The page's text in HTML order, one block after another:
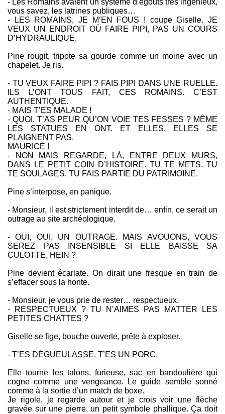
- Les Romains avaient un système d’égouts très ingénieux,
vous savez, les latrines publiques…
- LES ROMAINS, JE M’EN FOUS ! coupe Giselle. JE
VEUX UN ENDROIT OÙ FAIRE PIPI, PAS UN COURS
D’HYDRAULIQUE.
Pine rougit, tripote sa gourde comme un moine avec un
chapelet. Je ris.
- TU VEUX FAIRE PIPI ? FAIS PIPI DANS UNE RUELLE.
ILS L’ONT TOUS FAIT, CES ROMAINS. C’EST
AUTHENTIQUE.
- MAIS T’ES MALADE !
- QUOI, T’AS PEUR QU’ON VOIE TES FESSES ? MÊME
LES STATUES EN ONT. ET ELLES, ELLES SE
PLAIGNENT PAS.
MAURICE !
- NON MAIS REGARDE, LÀ, ENTRE DEUX MURS,
DANS LE PETIT COIN D’HISTOIRE. TU TE METS, TU
TE SOULAGES, TU FAIS PARTIE DU PATRIMOINE.
Pine s’interpose, en panique.
- Monsieur, il est strictement interdit de… enfin, ce serait un
outrage au site archéologique.
- OUI, OUI, UN OUTRAGE. MAIS AVOUONS, VOUS
SEREZ PAS INSENSIBLE SI ELLE BAISSE SA
CULOTTE, HEIN ?
Pine devient écarlate. On dirait une fresque en train de
s’effacer sous la honte.
- Monsieur, je vous prie de rester… respectueux.
- RESPECTUEUX ? TU N’AIMES PAS MATTER LES
PETITES CHATTES ?
Giselle se fige, bouche ouverte, prête à exploser.
- T’ES DÉGUEULASSE. T’ES UN PORC.
Elle tourne les talons, furieuse, sac en bandoulière qui
cogne comme une vengeance. Le guide semble sonné
comme à la sortie d’un match de boxe.
Je rigole, je regarde autour et je crois voir une flèche
gravée sur une pierre, un petit symbole phallique. Ça doit